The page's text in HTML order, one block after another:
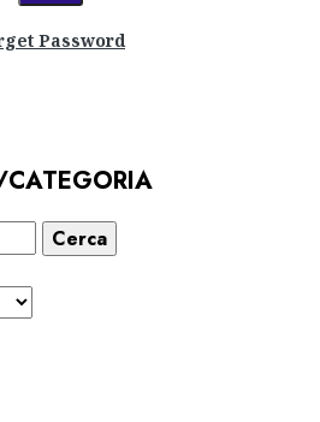
Password
CATEGORIA